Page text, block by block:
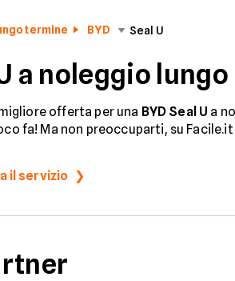
termine BYD Seal U
a noleggio
offerta per una BYD Seal U a
fa! Ma non preoccuparti, su
il servizio